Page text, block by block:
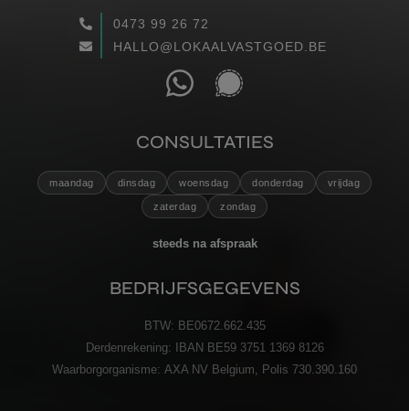
VERZENDEN
WAARGEMAAKT
RECENSIES
0473 99 26 72
HALLO@LOKAALVASTGOED.BE
CONSULTATIES
maandag dinsdag woensdag donderdag vrijdag
zaterdag zondag
steeds na afspraak
BEDRIJFSGEGEVENS
BTW: BE0672.662.435
Derdenrekening:
IBAN BE59 3751 1369 8126
Waarborgorganisme: AXA NV Belgium, Polis 730.390.160